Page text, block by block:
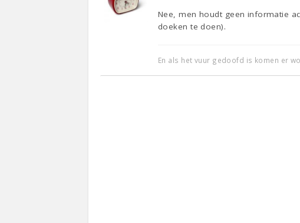
Nee, men houdt geen informatie
doeken te doen).
En als het vuur gedoofd is komen er